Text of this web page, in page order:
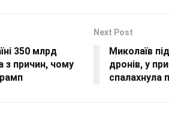
350 млрд
з причин, чому
Next Post
Миколаїв
дронів, у
спалахнула